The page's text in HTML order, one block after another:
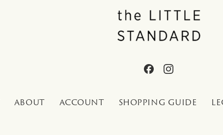
ABOUT ACCOUNT SHOPPING GUIDE